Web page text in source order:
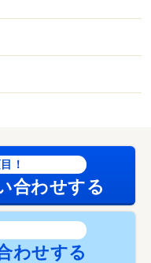
！
合わせする
わせする